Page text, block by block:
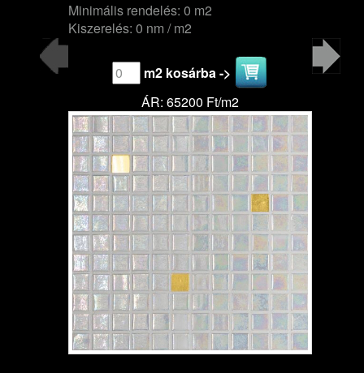
Minimális rendelés: 0 m2
Kiszerelés: 0 nm / m2
m2 kosárba ->
ÁR: 65200 Ft/m2